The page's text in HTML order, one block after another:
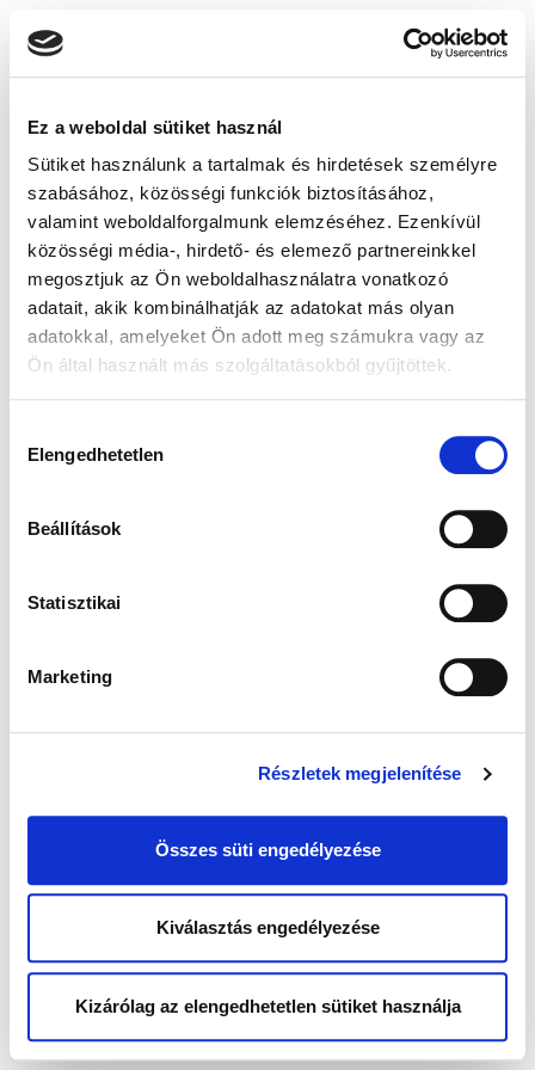
Ez a weboldal sütiket használ
Sütiket használunk a tartalmak és hirdetések személyre
szabásához, közösségi funkciók biztosításához,
valamint weboldalforgalmunk elemzéséhez. Ezenkívül
közösségi média-, hirdető- és elemező partnereinkkel
megosztjuk az Ön weboldalhasználatra vonatkozó
adatait, akik kombinálhatják az adatokat más olyan
adatokkal, amelyeket Ön adott meg számukra vagy az
Ön által használt más szolgáltatásokból gyűjtöttek.
kiválasztása
Elengedhetetlen
Beállítások
Statisztikai
Marketing
Részletek megjelenítése
Összes süti engedélyezése
Kiválasztás engedélyezése
Kizárólag az elengedhetetlen sütiket használja